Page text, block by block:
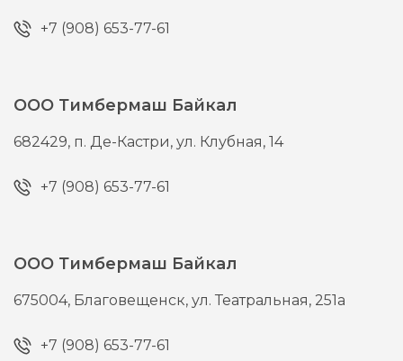
+7 (908) 653-77-61
ООО Тимбермаш Байкал
682429, п. Де-Кастри,ул. Клубная, 14
+7 (908) 653-77-61
ООО Тимбермаш Байкал
675004, Благовещенск,ул. Театральная, 251а
+7 (908) 653-77-61